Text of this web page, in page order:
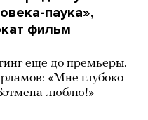
паука»,
фильм
еще до премьеры.
«Мне глубоко
люблю!»